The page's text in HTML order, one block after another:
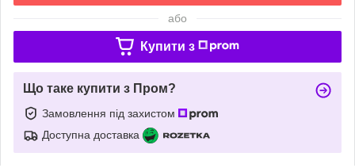
або
Купити з
Що таке купити з Пром?
Замовлення під захистом
Доступна доставка